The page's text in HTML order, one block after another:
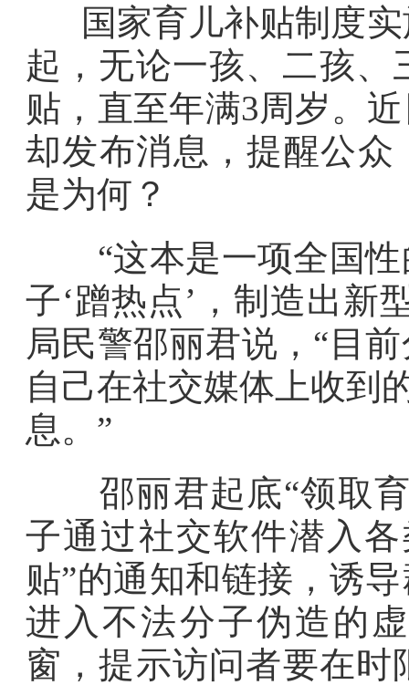
国家育儿补贴制度实
起，无论一孩、二孩、
贴，直至年满3周岁。
却发布消息，提醒公众
是为何？
“这本是一项全国性
子‘蹭热点’，制造出新
局民警邵丽君说，“目
自己在社交媒体上收到
息。”
邵丽君起底“领取育
子通过社交软件潜入
贴”的通知和链接，诱
进入不法分子伪造的
窗，提示访问者要在